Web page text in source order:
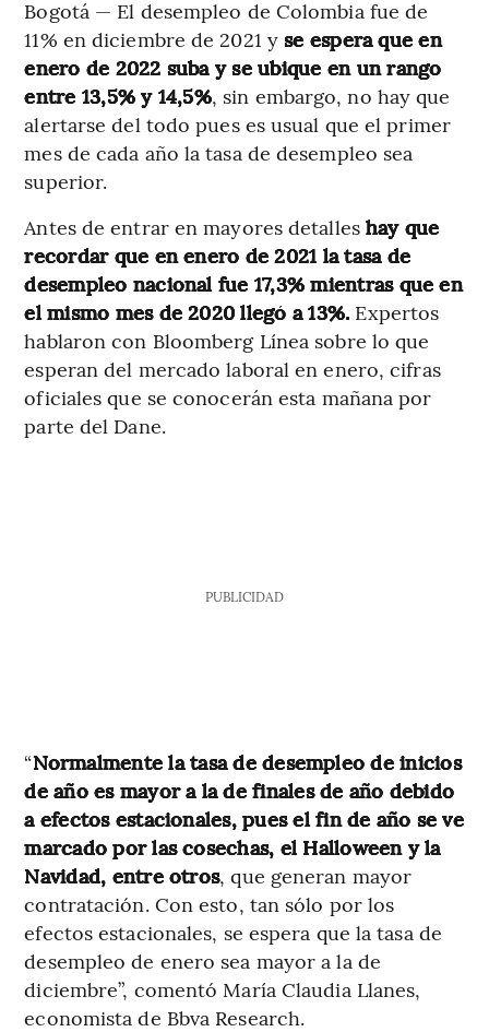
Bogotá — El desempleo de Colombia fue de
11% en diciembre de 2021 yse espera que en
enero de 2022 suba y se ubique en un rango
entre 13,5% y 14,5%, sin embargo, no hay que
alertarse del todo pues es usual que el primer
mes de cada año la tasa de desempleo sea
superior.
Antes de entrar en mayores detalles hay que
recordar que en enero de 2021 la tasa de
desempleo nacional fue 17,3% mientras que en
el mismo mes de 2020 llegó a 13%. Expertos
hablaron con Bloomberg Línea sobre lo que
esperan del mercado laboral en enero, cifras
oficiales que se conocerán esta mañana por
parte del Dane.
PUBLICIDAD
“Normalmente la tasa de desempleo de inicios
de año es mayor a la de finales de año debido
a efectos estacionales, pues el fin de año se ve
marcado por las cosechas, el Halloween y la
Navidad, entre otros, que generan mayor
contratación. Con esto, tan sólo por los
efectos estacionales, se espera que la tasa de
desempleo de enero sea mayor a la de
diciembre”, comentó María Claudia Llanes,
economista de Bbva Research.